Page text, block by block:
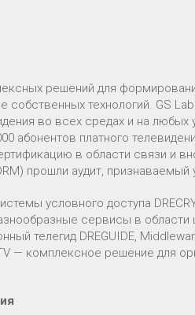
решений для
собственных технологий. GS
во всех средах и на
абонентов платного
в области связи и
прошли аудит,
условного доступа
сервисы в
телегид DREGUIDE,
— комплексное решение для